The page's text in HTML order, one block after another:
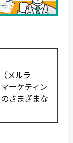
メルラ
ーケティン
さまざまな